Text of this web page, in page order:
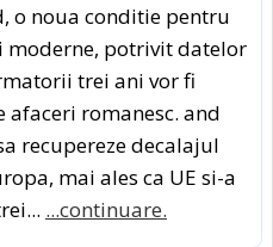
o noua conditie pentru
moderne, potrivit datelor
trei ani vor fi
romanesc. and
recupereze decalajul
mai ales ca UE si-a
...continuare.